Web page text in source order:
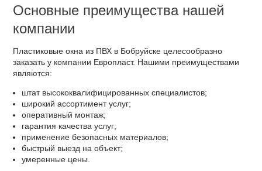
Основные преимущества нашей
компании
Пластиковые окна из ПВХ в Бобруйске целесообразно
заказать у компании Европласт. Нашими преимуществами
являются:
штат высококвалифицированных специалистов;
широкий ассортимент услуг;
оперативный монтаж;
гарантия качества услуг;
применение безопасных материалов;
быстрый выезд на объект;
умеренные цены.